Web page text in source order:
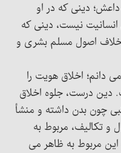
دینی که در او
نیست، دینی که
اصول مسلم بشری و
دانم؛ اخلاق هویت را
دین درست، جلوه اخلاق
چون بدن داشته و منشأ
و تکالیف، مربوط به
مربوط به ظاهر می